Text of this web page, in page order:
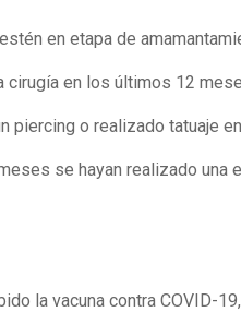
en etapa de
en los últimos 12
o realizado tatuaje
se hayan realizado una
la vacuna contra COVID-